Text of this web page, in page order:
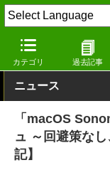
カテゴリ 過去記事
窓の杜 プログラミン
ニュース
「macOS
ュ ～回避策な
記】